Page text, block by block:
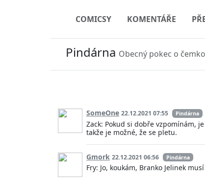
COMICSY KOMENTÁŘE
Pindárna Obecný pokec o
SomeOne 22.12.2021 07:55 Pindárna
Zack: Pokud si dobře vzpomínám,
takže je možné, že se pletu.
Gmork 22.12.2021 06:56 Pindárna
Fry: Jo, koukám, Branko Jelinek